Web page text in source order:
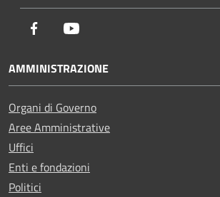
Facebook
AMMINISTRAZIONE
Organi di Governo
Aree Amministrative
Uffici
Enti e fondazioni
Politici